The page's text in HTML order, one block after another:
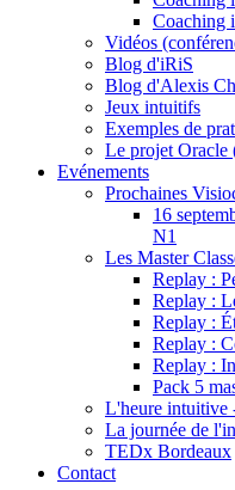
Coaching
Vidéos
Blog d'iRiS
Blog d'Alexis
Jeux intuitifs
Exemples de
Le projet Oracle
Evénements
Prochaines
16
N1
Les Master
Replay :
Replay :
Replay :
Replay :
Replay :
Pack 5
L'heure intuitive
La journée de
TEDx Bordeaux
Contact